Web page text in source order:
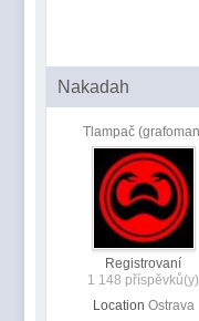
Nakadah
Tlampač
Registrovaní
1 148 příspěvků(y)
Location Ostrava